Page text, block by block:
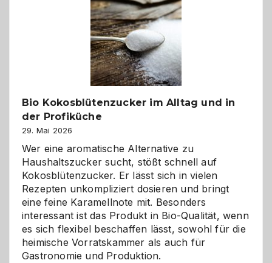
in
Gefahr
ist:
Brandschutz
für
Hunde
eigenen
Bio Kokosblütenzucker im Alltag und in
der Profiküche
29. Mai 2026
Wer eine aromatische Alternative zu
Haushaltszucker sucht, stößt schnell auf
Kokosblütenzucker. Er lässt sich in vielen
Rezepten unkompliziert dosieren und bringt
eine feine Karamellnote mit. Besonders
interessant ist das Produkt in Bio-Qualität, wenn
es sich flexibel beschaffen lässt, sowohl für die
heimische Vorratskammer als auch für
Gastronomie und Produktion.